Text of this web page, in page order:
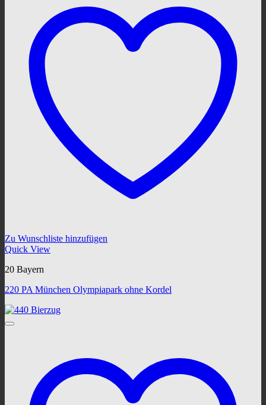
Zu Wunschliste hinzufügen
Quick View
20 Bayern
220 PA München Olympiapark ohne Kordel